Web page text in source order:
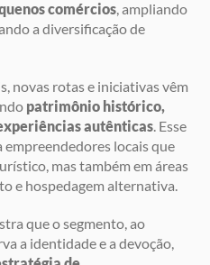
comércios, ampliando
a diversificação de
novas rotas e iniciativas vêm
patrimônio histórico,
autênticas. Esse
locais que
mas também em áreas
e hospedagem alternativa.
que o segmento, ao
a identidade e a devoção,